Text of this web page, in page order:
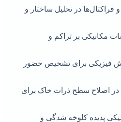
فراکتال‌ها در تحلیل ساختار و
مکانیکی بر تراکم و
فیزیکی برای تشخیص حضور
در اصلاح سطح ذرات خاک برای
پدیده کلوخه شدگی و